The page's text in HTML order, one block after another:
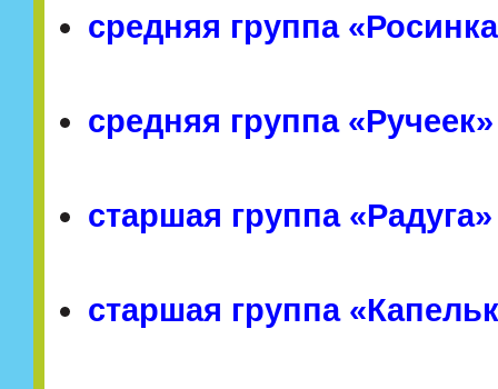
средняя группа
средняя группа
старшая группа
старшая группа